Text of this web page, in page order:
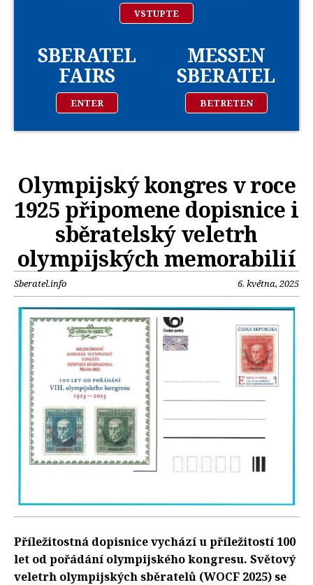
VSTUPTE
SBERATEL
FAIRS
ENTER
MESSEN
SBERATEL
BETRETEN
Olympijský kongres v roce
1925 připomene dopisnice i
sběratelský veletrh
olympijských memorabilií
Sberatel.info 6. května, 2025
Příležitostná dopisnice vychází u příležitostí 100
let od pořádání olympijského kongresu. Světový
veletrh olympijských sběratelů (WOCF 2025) se